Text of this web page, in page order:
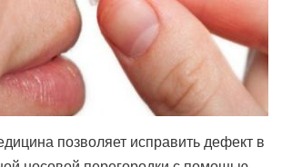
позволяет исправить дефект в